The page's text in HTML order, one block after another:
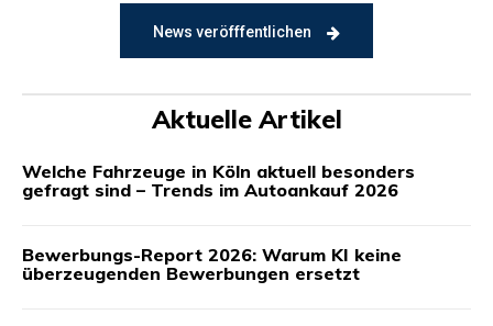
News veröfffentlichen
Aktuelle Artikel
Welche Fahrzeuge in Köln aktuell besonders
gefragt sind – Trends im Autoankauf 2026
Bewerbungs-Report 2026: Warum KI keine
überzeugenden Bewerbungen ersetzt